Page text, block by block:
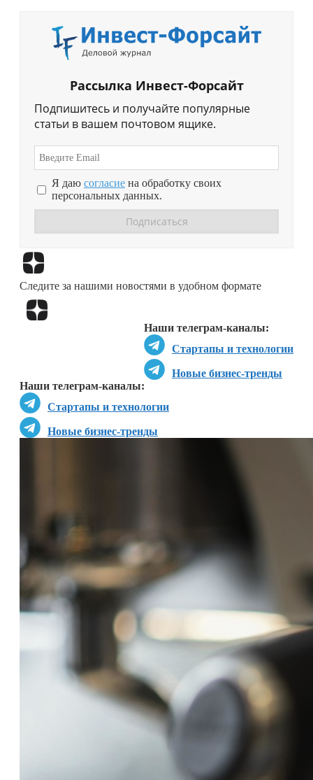
Рассылка Инвест-Форсайт
Подпишитесь и получайте популярные
статьи в вашем почтовом ящике.
Я даю согласие на обработку своих
персональных данных.
Следите за нашими новостями в удобном формате
Наши телеграм-каналы:
Стартапы и технологии
Новые бизнес-тренды
Наши телеграм-каналы:
Стартапы и технологии
Новые бизнес-тренды